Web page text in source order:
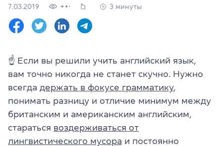
Язык сайта
(063) 580 11 00
(098) 580 11 00
г. Киев, метро Золотые Ворота, ул. Ярославов Вал, 13/2-б,
7.03.2019 3 минуты
☝ Если вы решили учить английский язык,
вам точно никогда не станет скучно. Нужно
всегда держать в фокусе грамматику,
понимать разницу и отличие минимум между
британским и американским английским,
стараться воздерживаться от
лингвистического мусора и постоянно